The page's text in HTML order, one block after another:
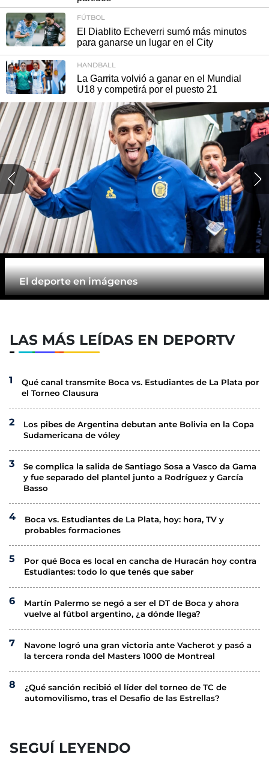
FÚTBOL
El Diablito Echeverri sumó más minutos
para ganarse un lugar en el City
HANDBALL
La Garrita volvió a ganar en el Mundial
U18 y competirá por el puesto 21
El deporte en imágenes
LAS MÁS LEÍDAS EN DEPORTV
Qué canal transmite Boca vs. Estudiantes de La Plata por
el Torneo Clausura
Los pibes de Argentina debutan ante Bolivia en la Copa
Sudamericana de vóley
Se complica la salida de Santiago Sosa a Vasco da Gama
y fue separado del plantel junto a Rodríguez y García
Basso
Boca vs. Estudiantes de La Plata, hoy: hora, TV y
probables formaciones
Por qué Boca es local en cancha de Huracán hoy contra
Estudiantes: todo lo que tenés que saber
Martín Palermo se negó a ser el DT de Boca y ahora
vuelve al fútbol argentino, ¿a dónde llega?
Navone logró una gran victoria ante Vacherot y pasó a
la tercera ronda del Masters 1000 de Montreal
¿Qué sanción recibió el líder del torneo de TC de
automovilismo, tras el Desafio de las Estrellas?
SEGUÍ LEYENDO